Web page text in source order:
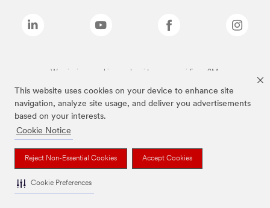
This website uses cookies on your device to enhance site
navigation, analyze site usage, and deliver you advertisements
based on your interests.
Cookie Notice
Reject Non-Essential Cookies Accept Cookies
Cookie Preferences
Wymienione marki są znakami towarowymi firmy 3M.